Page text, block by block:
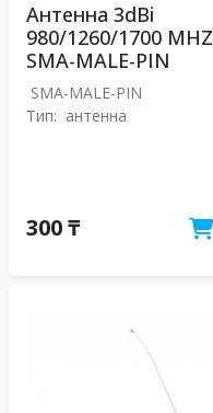
Антенна 3dBi
980/1260/1700 MHZ
SMA-MALE-PIN
SMA-MALE-PIN
Тип: антенна
300 ₸